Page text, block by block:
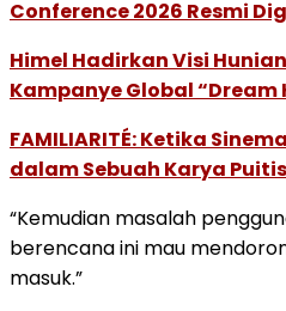
Conference 2026 Resmi
Himel Hadirkan Visi
Kampanye Global “Dream
FAMILIARITÉ: Ketika
dalam Sebuah Karya Puitis
“Kemudian masalah
berencana ini mau
masuk.”